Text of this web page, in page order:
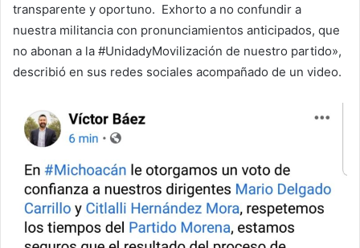
transparente y oportuno. Exhorto a no confundir a
nuestra militancia con pronunciamientos anticipados, que
no abonan a la #UnidadyMovilización de nuestro partido»,
describió en sus redes sociales acompañado de un video.